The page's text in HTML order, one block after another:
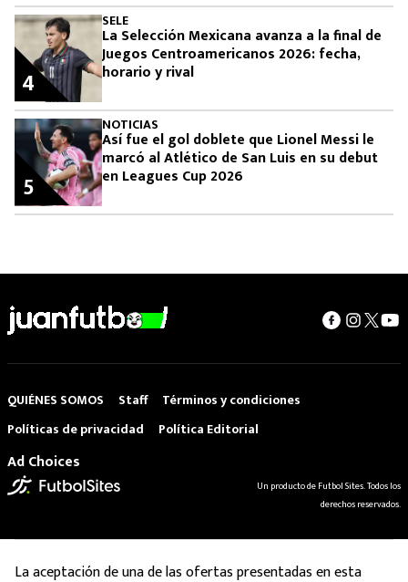
SELE
La Selección Mexicana avanza a la final de
Juegos Centroamericanos 2026: fecha,
horario y rival
4
NOTICIAS
Así fue el gol doblete que Lionel Messi le
marcó al Atlético de San Luis en su debut
en Leagues Cup 2026
5
QUIÉNES SOMOS Staff
Términos y condiciones
Políticas de privacidad
Política Editorial
Ad Choices
Un producto de Futbol Sites. Todos los
derechos reservados.
La aceptación de una de las ofertas presentadas en esta